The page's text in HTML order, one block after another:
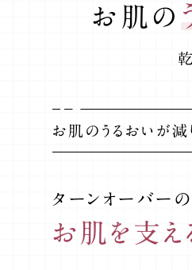
お肌の
お肌のうるおいが減
ターンオーバー
お肌を支え